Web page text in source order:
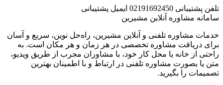
تلفن پشتیبانی 02191692450 ایمیل پشتیبانی
سامانه مشاوره آنلاین مشیرین
خدمات مشاوره تلفنی و آنلاین مشیرین، راه‌‌حل نوین، سریع و آسان
برای دریافت مشاوره تخصصی در هر زمان و هر مکان است. به
راحتی از خانه یا محل کار خود، با مشاوران مجرب از طریق ویدیو،
متن یا بصورت مشاوره تلفنی در ارتباط و با اطمینان بهترین
تصمیمات را بگیرید.